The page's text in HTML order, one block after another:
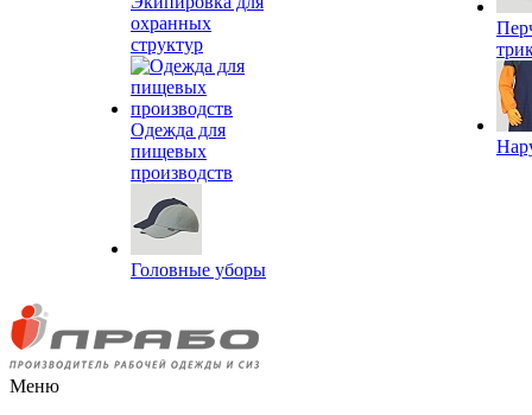
охранных
структур
Одежда для
пищевых
производств
Головные уборы
Меню